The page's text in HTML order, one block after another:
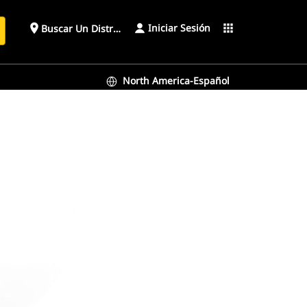
place Buscar Un Distribuidor Iniciar Sesión apps
North America-Español